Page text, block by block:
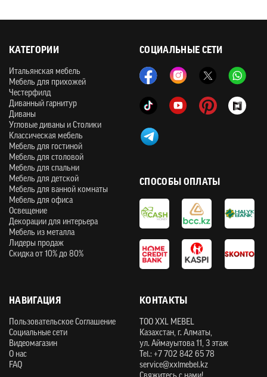
СОЦИАЛЬНЫЕ СЕТИ
КАТЕГОРИИ
Итальянская мебель
Мебель для прихожей
Честерфилд
Диванный гарнитур
Диваны
Угловые диваны и Столики
Классическая мебель
Мебель для гостиной
Мебель для столовой
Мебель для спальни
Мебель для детской
Мебель для ванной комнаты
Мебель для офиса
Освещение
Декорации для интерьера
Мебель из металла
Лидеры продаж
Скидка от 10% до 80%
НАВИГАЦИЯ
Пользовательское Соглашение
Социальные сети
Видеомагазин
О нас
FAQ
СПОСОБЫ ОПЛАТЫ
КОНТАКТЫ
ТOO XXL MEBEL
Казахстан, г. Алматы,
ул. Аймауытова 11, 3 этаж
Tel.: +7 702 842 65 78
service@xxlmebel.kz